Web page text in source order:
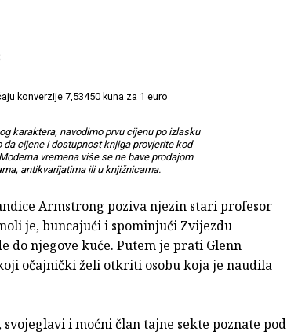
konverzije 7,53450 kuna za 1 euro
karaktera, navodimo prvu cijenu po izlasku
cijene i dostupnost knjiga provjerite kod
vremena više se ne bave prodajom
antikvarijatima ili u knjižnicama.
Armstrong poziva njezin stari profesor
je, buncajući i spominjući Zvijezdu
do njegove kuće. Putem je prati Glenn
očajnički želi otkriti osobu koja je naudila
i moćni član tajne sekte poznate pod